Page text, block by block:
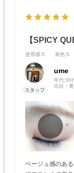
【SPICY
使用感:5 発色:5
ume
年代:30
出目・
ベージュ感のあ